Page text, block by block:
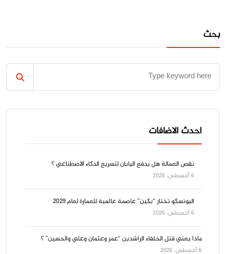
بحث
احدث الاضافات
نقص العمالة هل يدفع اليابان لتسريع الذكاء الاصطناعي ؟
6 أغسطس، 2026
اليونسكو تختار “بكين” عاصمة عالمية للعمارة لعام 2029
6 أغسطس، 2026
ماذا يعني قتل الخلفاء الراشدين “عمر وعثمان وعلي والحسين” ؟
6 أغسطس، 2026